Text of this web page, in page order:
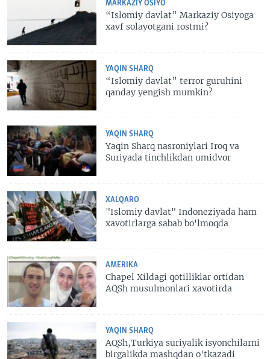
MARKAZIY OSIYO
“Islomiy davlat” Markaziy Osiyoga
xavf solayotgani rostmi?
YAQIN SHARQ
“Islomiy davlat” terror guruhini
qanday yengish mumkin?
YAQIN SHARQ
Yaqin Sharq nasroniylari Iroq va
Suriyada tinchlikdan umidvor
XALQARO
"Islomiy davlat" Indoneziyada ham
xavotirlarga sabab bo'lmoqda
AMERIKA
Chapel Xildagi qotilliklar ortidan
AQSh musulmonlari xavotirda
YAQIN SHARQ
AQSh,Turkiya suriyalik isyonchilarni
birgalikda mashqdan o'tkazadi